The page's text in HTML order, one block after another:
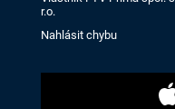
r.o.
Nahlásit chybu